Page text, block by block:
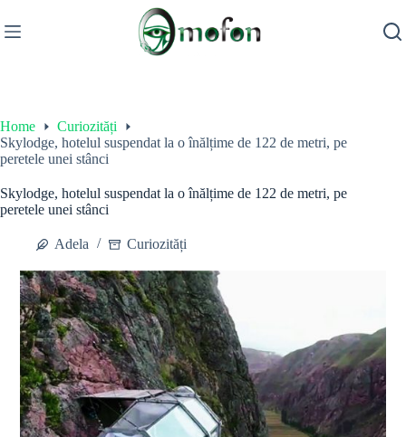
to
content
Home
Curiozități
Skylodge, hotelul suspendat la o înălțime de 122 de metri, pe
peretele unei stânci
Skylodge, hotelul suspendat la o înălțime de 122 de metri, pe
peretele unei stânci
Adela Curiozități